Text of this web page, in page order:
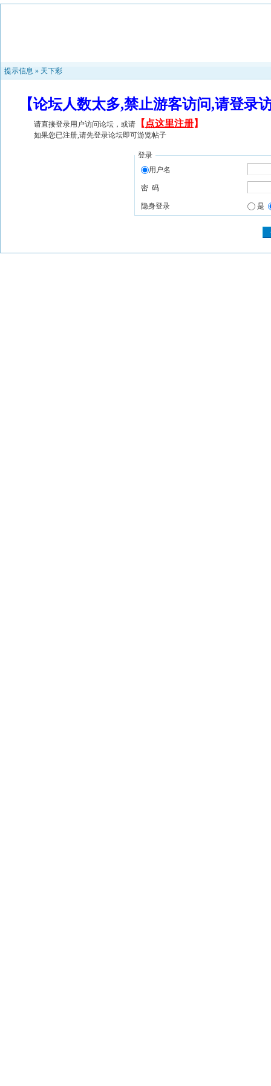
提示信息 » 天下彩
【论坛人数太多,禁止游客访问,请登
请直接登录用户访问论坛，或请 【 点这里注册】
如果您已注册,请先登录论坛即可游览帖子
登录
用户名
密 码
隐身登录 是